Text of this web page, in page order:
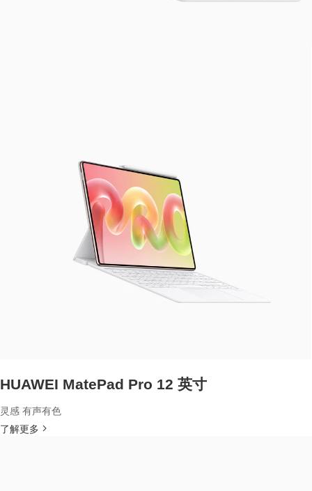
HUAWEI MatePad Pro 12 英寸
灵感 有声有色
了解更多